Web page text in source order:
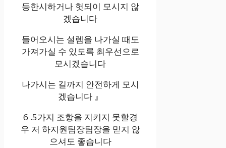
등한시하거나 헛되이 모시지 않
겠습니다
들어오시는 설렘을 나가실 때도
가져가실 수 있도록 최우선으로
모시겠습니다
나가시는 길까지 안전하게 모시
겠습니다 』
6 .5가지 조항을 지키지 못할경
우 저 하지원팀장팀장을 믿지 않
으셔도 좋습니다